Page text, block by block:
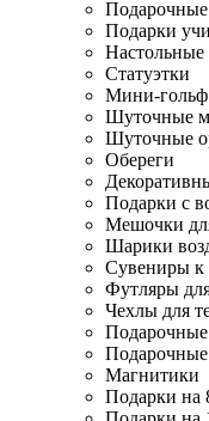
Подарки
Статуэтки
Мини-гольф
Шуточные
Шуточные
Обереги
Подарки с
Мешочки
Шарики
Сувениры к
Футляры
Чехлы для
Подарочные
Магнитики
Подарки на